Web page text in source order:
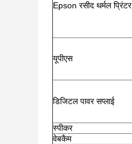
Epson रसीद थर्मल प्रिंटर
यूपीएस
डिजिटल पावर सप्लाई
स्पीकर
वेबकैम